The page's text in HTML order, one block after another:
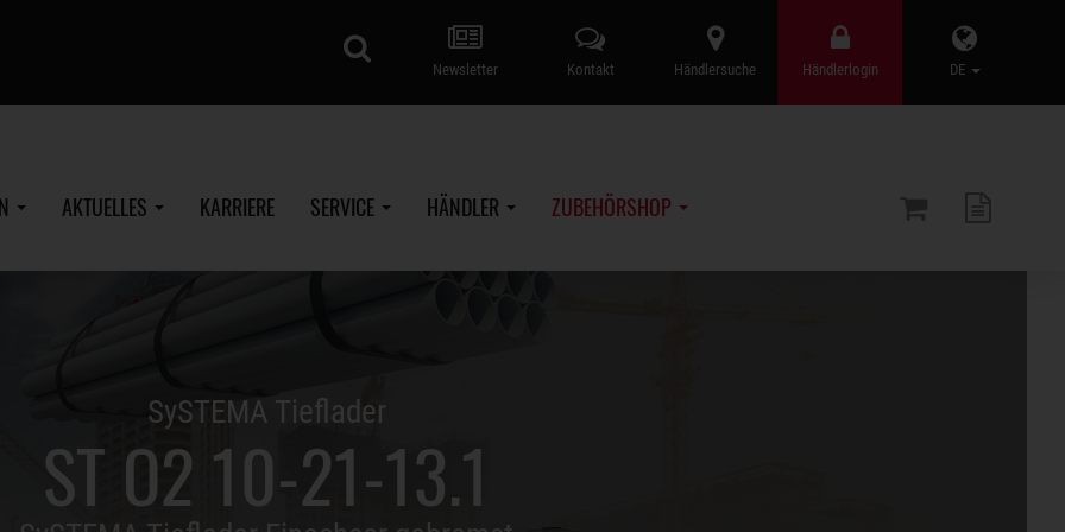
DE
Händlerlogin
Händlersuche
Kontakt
Newsletter
AKTUELLES KARRIERE SERVICE HÄNDLER ZUBEHÖRSHOP
SySTEMA Tieflader
ST O2 10-21-13.1